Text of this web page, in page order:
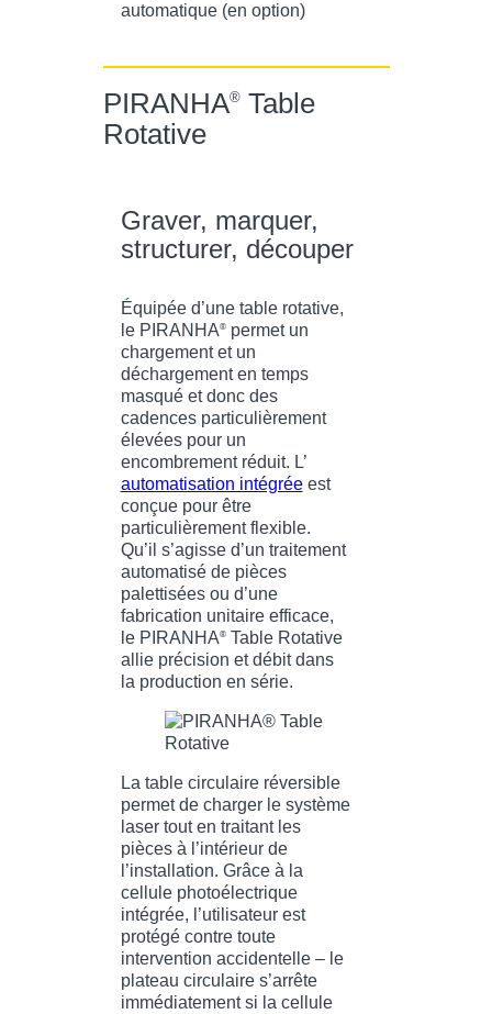
automatique (en option)
PIRANHA®Table
Rotative
Graver, marquer,
structurer, découper
Équipée d’une table rotative,
le PIRANHA®permet un
chargement et un
déchargement en temps
masqué et donc des
cadences particulièrement
élevées pour un
encombrement réduit. L’
automatisation intégréeest
conçue pour être
particulièrement flexible.
Qu’il s’agisse d’un traitement
automatisé de pièces
palettisées ou d’une
fabrication unitaire efficace,
le PIRANHA®Table Rotative
allie précision et débit dans
la production en série.
La table circulaire réversible
permet de charger le système
laser tout en traitant les
pièces à l’intérieur de
l’installation. Grâce à la
cellule photoélectrique
intégrée, l’utilisateur est
protégé contre toute
intervention accidentelle – le
plateau circulaire s’arrête
immédiatement si la cellule